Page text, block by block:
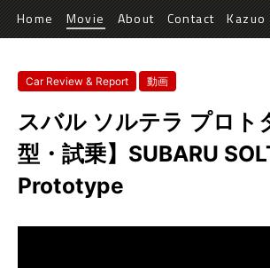
Home Movie About Contact Kazuo
Car Review & Report 動画
スバル ソルテラ プロト
型・試乗】SUBARU
Prototype